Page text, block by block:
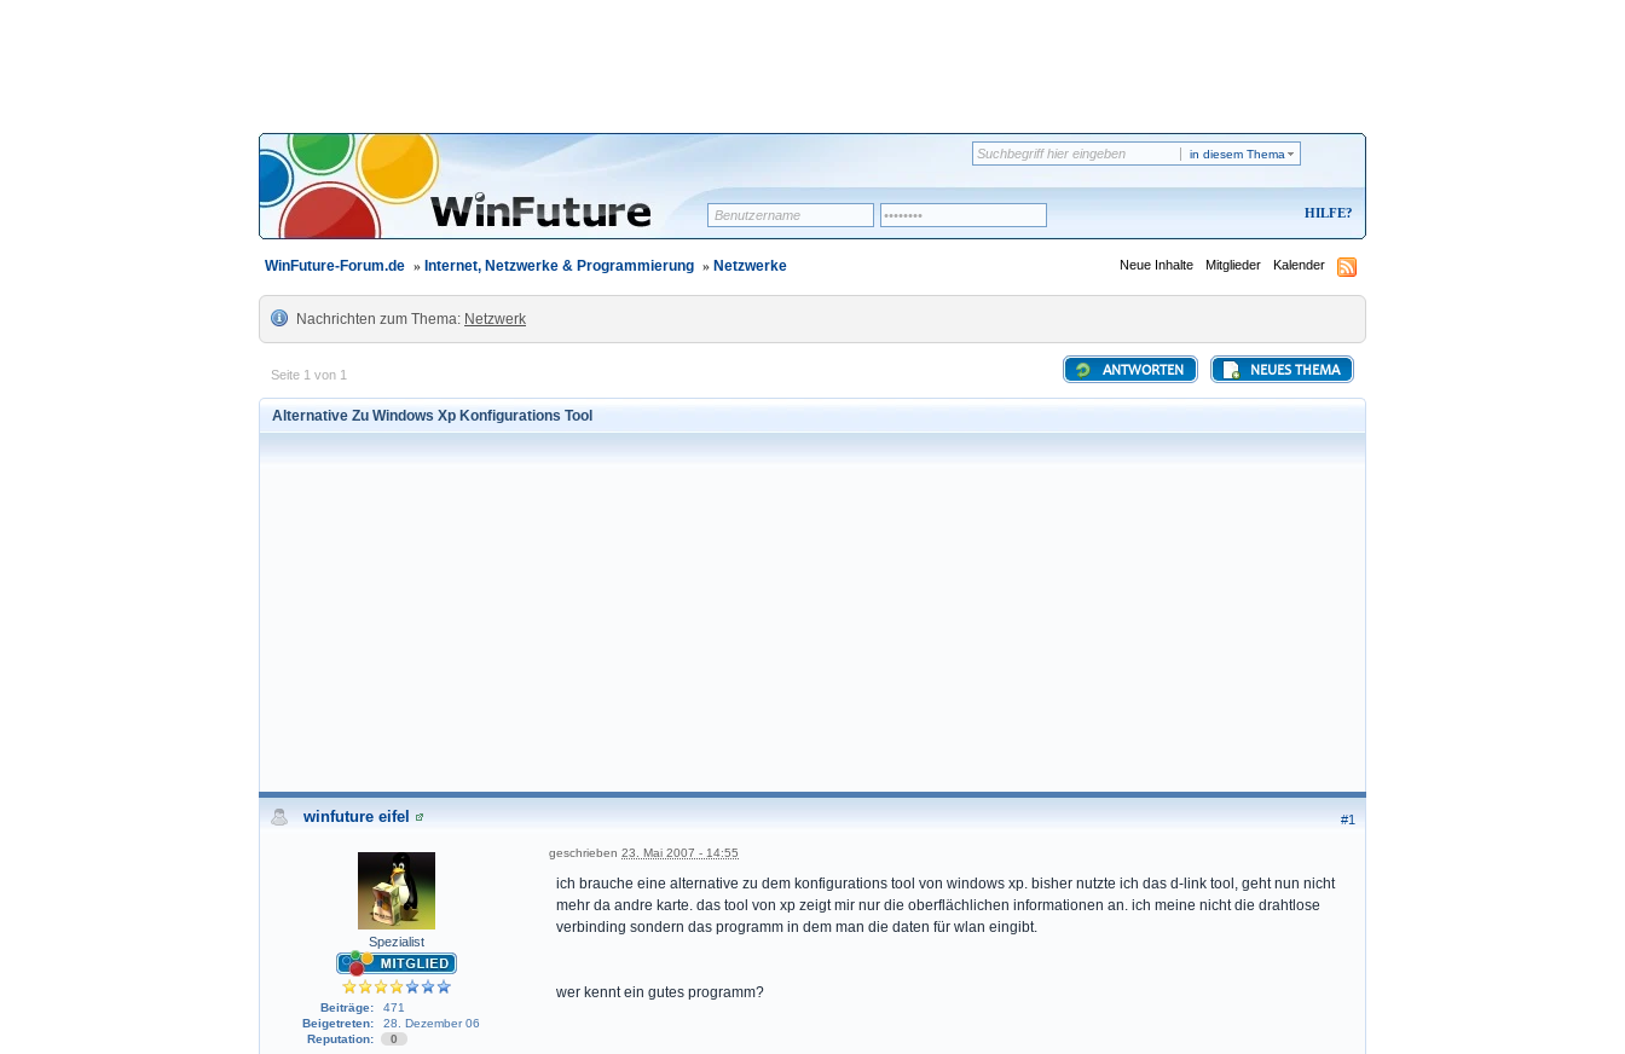
in diesem Thema
HILFE
WinFuture-Forum.de » Internet, Netzwerke & Programmierung » Netzwerke Neue Inhalte Mitglieder Kalender
Nachrichten zum Thema: Netzwerk
Seite 1 von 1 NEUES THEMA
ANTWORTEN
Alternative Zu Windows Xp Konfigurations Tool
#1
winfuture eifel
Spezialist
Beiträge:
471
Beigetreten:
28. Dezember 06
Reputation:
0
geschrieben 23. Mai 2007 - 14:55
ich brauche eine alternative zu dem konfigurations tool von windows xp. bisher nutzte ich das d-link tool, geht nun nicht
mehr da andre karte. das tool von xp zeigt mir nur die oberflächlichen informationen an. ich meine nicht die drahtlose
verbinding sondern das programm in dem man die daten für wlan eingibt.
wer kennt ein gutes programm?